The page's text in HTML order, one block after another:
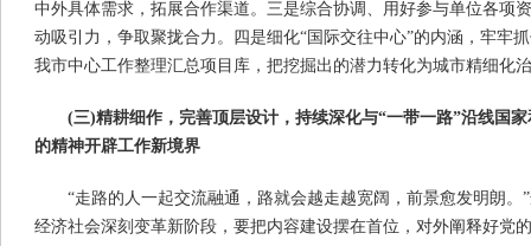
中外具体需求，拓展合作渠道。三是综合协调、用好参与单位各项
动吸引力，争取聚拢合力。四是细化“国际交往中心”的内涵，牢牢
我市中心工作整理汇总项目库，把挖掘出的潜力转化为城市精细化
(三)精耕细作，完善顶层设计，持续深化与“一带一路”沿线国
的精神开辟工作新境界
“走路的人一起交流融通，路就会越走越宽阔，前景愈发明朗。
经济社会深刻变革新阶段，要把内容建设摆在首位，对外阐释好党